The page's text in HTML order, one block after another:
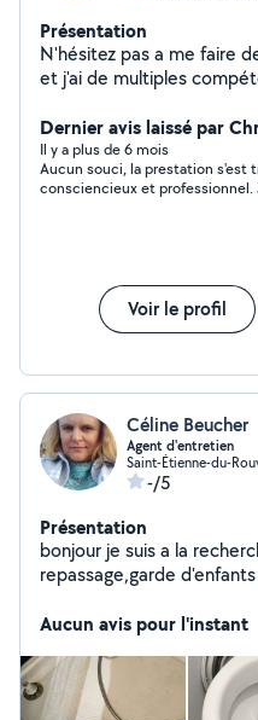
Présentation
N'hésitez pas a me faire
et j'ai de multiples
Dernier avis laissé par
Il y a plus de 6 mois
Aucun souci, la prestation s'est
consciencieux et
Voir le profil
Céline Beucher
Agent d'entretien
Saint-Étienne-du-
-/5
Présentation
bonjour je suis a la
repassage,garde
la langue française a
jardinage,tonte de
désherbage .... motivée sérieuse ponctuelle j'ai le sens
Aucun avis pour l'instant